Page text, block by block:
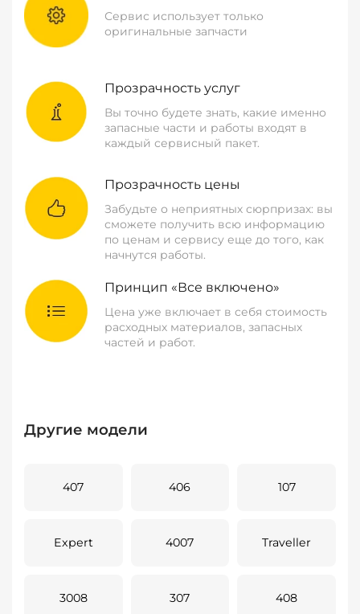
Сервис использует только
оригинальные запчасти
Прозрачность услуг
Вы точно будете знать, какие именно
запасные части и работы входят в
каждый сервисный пакет.
Прозрачность цены
Забудьте о неприятных сюрпризах: вы
сможете получить всю информацию
по ценам и сервису еще до того, как
начнутся работы.
Принцип «Все включено»
Цена уже включает в себя стоимость
расходных материалов, запасных
частей и работ.
Другие модели
407 406 107
Expert 4007 Traveller
3008 307 408